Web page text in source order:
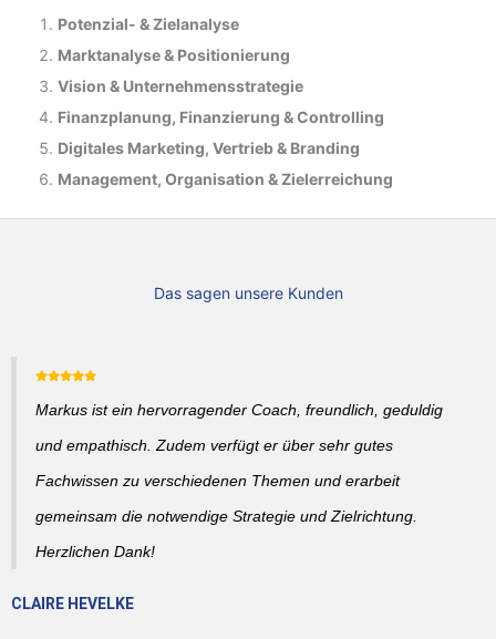
Potenzial- &Zielanalyse
Marktanalyse & Positionierung
Vision & Unternehmensstrategie
Finanzplanung, Finanzierung & Controlling
Digitales Marketing, Vertrieb & Branding
Management, Organisation & Zielerreichung
Das sagen unsere Kunden
Markus ist ein hervorragender Coach, freundlich, geduldig
und empathisch. Zudem verfügt er über sehr gutes
Fachwissen zu verschiedenen Themen und erarbeit
gemeinsam die notwendige Strategie und Zielrichtung.
Herzlichen Dank!
CLAIRE HEVELKE